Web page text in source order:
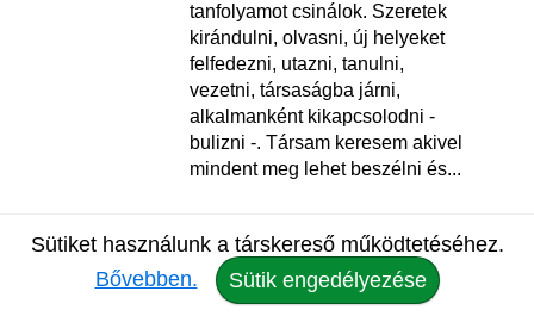
tanfolyamot csinálok. Szeretek
kirándulni, olvasni, új helyeket
felfedezni, utazni, tanulni,
vezetni, társaságba járni,
alkalmanként kikapcsolodni -
bulizni -. Társam keresem akivel
mindent meg lehet beszélni és...
Társkereső London
Üzenet Adatlap
Sütiket használunk a társkereső működtetéséhez.
Bővebben.
Sütik engedélyezése